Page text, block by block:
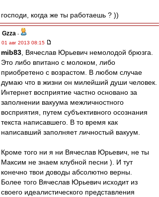
господи, когда же ты работаешь ? ))
Gzza -
01 авг 2013 08:15
mib83 , Вячеслав Юрьевич немолодой брюзга.
Это либо впитано с молоком, либо
приобретено с возрастом. В любом случае
думаю что в жизни он милейший души человек.
Интернет восприятие частно основано за
заполнении вакуума межличностного
восприятия, путем субъективного осознания
текста написавшего. В то время как
написавший заполняет личностый вакуум.
Кроме того ни я ни Вячеслав Юрьевич, не ты
Максим не знаем клубной песни ). И тут
конечно твои доводы абсолютно верны.
Более того Вячеслав Юрьевич исходит из
своего идеалистического представления